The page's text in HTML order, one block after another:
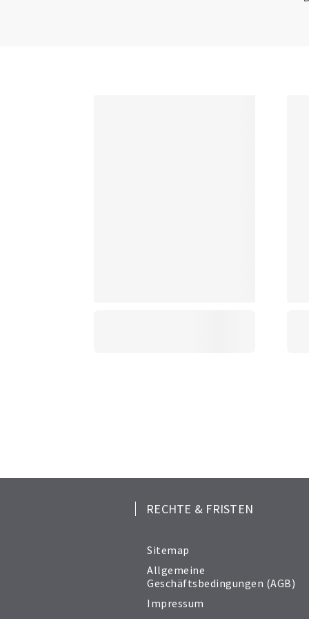
RECHTE & FRISTEN
Sitemap
Allgemeine
Geschäftsbedingungen (AGB)
Impressum